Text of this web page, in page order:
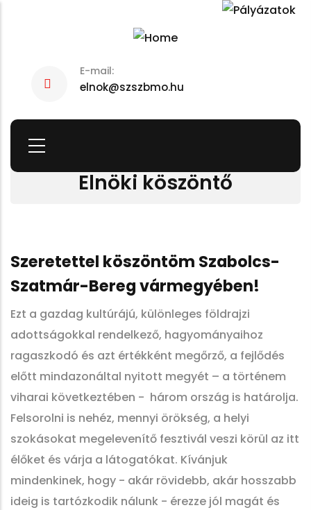
E-mail:
elnok@szszbmo.hu
Elnöki köszöntő
Szeretettel köszöntöm Szabolcs-
Szatmár-Bereg vármegyében!
Ezt a gazdag kultúrájú, különleges földrajzi
adottságokkal rendelkező, hagyományaihoz
ragaszkodó és azt értékként megőrző, a fejlődés
előtt mindazonáltal nyitott megyét – a történem
viharai következtében - három ország is határolja.
Felsorolni is nehéz, mennyi örökség, a helyi
szokásokat megelevenítő fesztivál veszi körül az itt
élőket és várja a látogatókat. Kívánjuk
mindenkinek, hogy - akár rövidebb, akár hosszabb
ideig is tartózkodik nálunk - érezze jól magát és